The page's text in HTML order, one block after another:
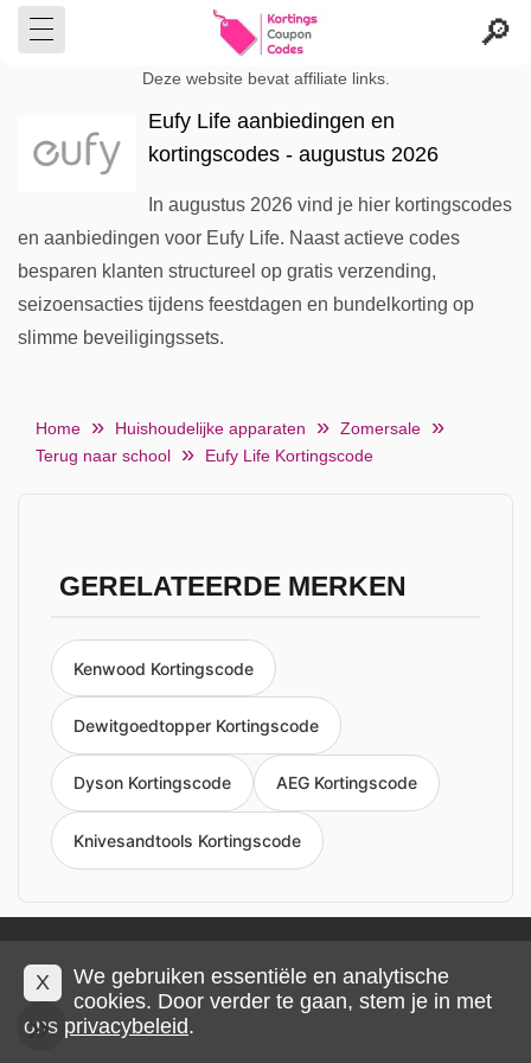
Deze website bevat affiliate links.
Eufy Life aanbiedingen en
kortingscodes - augustus 2026
In augustus 2026 vind je hier kortingscodes
en aanbiedingen voor Eufy Life. Naast actieve codes
besparen klanten structureel op gratis verzending,
seizoensacties tijdens feestdagen en bundelkorting op
slimme beveiligingssets.
Home Huishoudelijke apparaten
Zomersale
Terug naar school
Eufy Life Kortingscode
GERELATEERDE MERKEN
Kenwood Kortingscode
Dewitgoedtopper Kortingscode
Dyson Kortingscode AEG Kortingscode
Knivesandtools Kortingscode
Privacy en cookies Impressum Algemene voorwaarden
© 2026 IMP Multimedia GmbH
X
We gebruiken essentiële en analytische
cookies. Door verder te gaan, stem je in met
ons privacybeleid.